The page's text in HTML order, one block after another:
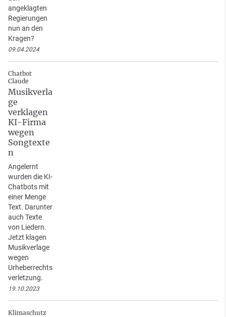
angeklagten
Regierungen
nun an den
Kragen?
09.04.2024
Chatbot
Claude
Musikverla
ge
verklagen
KI-Firma
wegen
Songtexte
n
Angelernt
wurden die KI-
Chatbots mit
einer Menge
Text. Darunter
auch Texte
von Liedern.
Jetzt klagen
Musikverlage
wegen
Urheberrechts
verletzung.
19.10.2023
Klimaschutz